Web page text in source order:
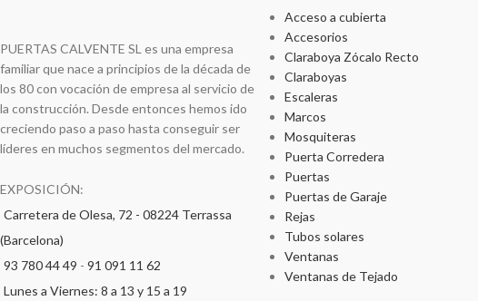
PUERTAS CALVENTE SL es una empresa
familiar que nace a principios de la década de
los 80 con vocación de empresa al servicio de
la construcción. Desde entonces hemos ido
creciendo paso a paso hasta conseguir ser
líderes en muchos segmentos del mercado.
EXPOSICIÓN:
Carretera de Olesa, 72 - 08224 Terrassa
(Barcelona)
93 780 44 49 - 91 091 11 62
Lunes a Viernes: 8 a 13 y 15 a 19
Acceso a cubierta
Accesorios
Claraboya Zócalo Recto
Claraboyas
Escaleras
Marcos
Mosquiteras
Puerta Corredera
Puertas
Puertas de Garaje
Rejas
Tubos solares
Ventanas
Ventanas de Tejado